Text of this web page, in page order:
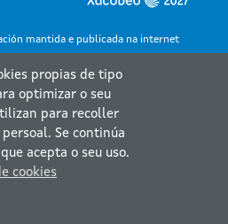
mantida e publicada na internet
propias de tipo
optimizar o seu
para recoller
Se continúa
acepta o seu uso.
cookies